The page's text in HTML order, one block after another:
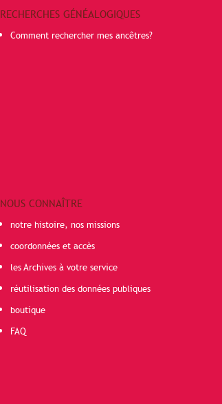
RECHERCHES GÉNÉALOGIQUES
Comment rechercher mes ancêtres?
NOUS CONNAÎTRE
notre histoire, nos missions
coordonnées et accès
les Archives à votre service
réutilisation des données publiques
boutique
FAQ